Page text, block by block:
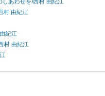
しあわせを/西村 由紀江
村 由紀江
紀江
村 由紀江